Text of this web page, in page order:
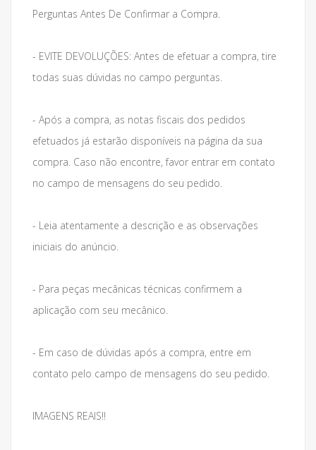
Perguntas Antes De Confirmar a Compra.
- EVITE DEVOLUÇÕES: Antes de efetuar a compra, tire
todas suas dúvidas no campo perguntas.
- Após a compra, as notas fiscais dos pedidos
efetuados já estarão disponíveis na página da sua
compra. Caso não encontre, favor entrar em contato
no campo de mensagens do seu pedido.
- Leia atentamente a descrição e as observações
iniciais do anúncio.
- Para peças mecânicas técnicas confirmem a
aplicação com seu mecânico.
- Em caso de dúvidas após a compra, entre em
contato pelo campo de mensagens do seu pedido.
IMAGENS REAIS!!